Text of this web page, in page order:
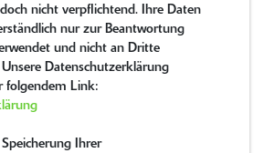
nicht verpflichtend. Ihre Daten
nur zur Beantwortung
und nicht an Dritte
Datenschutzerklärung
folgendem Link:
Ihrer